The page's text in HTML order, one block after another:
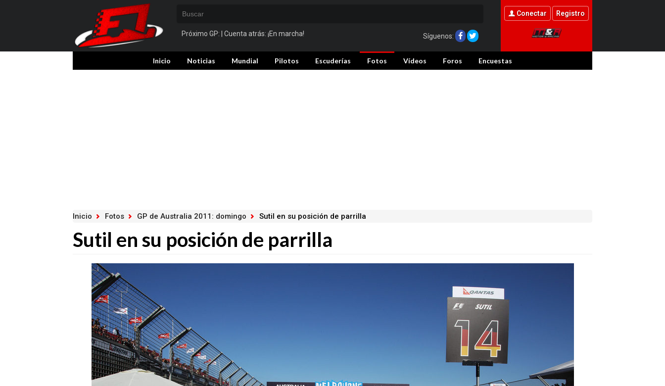
Próximo GP: | Cuenta atrás: ¡En marcha! Síguenos:
Conectar Registro
Inicio Noticias Mundial Pilotos Escuderías Fotos Vídeos Foros Encuestas
Inicio Fotos GP de Australia 2011: domingo Sutil en su posición de parrilla
Sutil en su posición de parrilla